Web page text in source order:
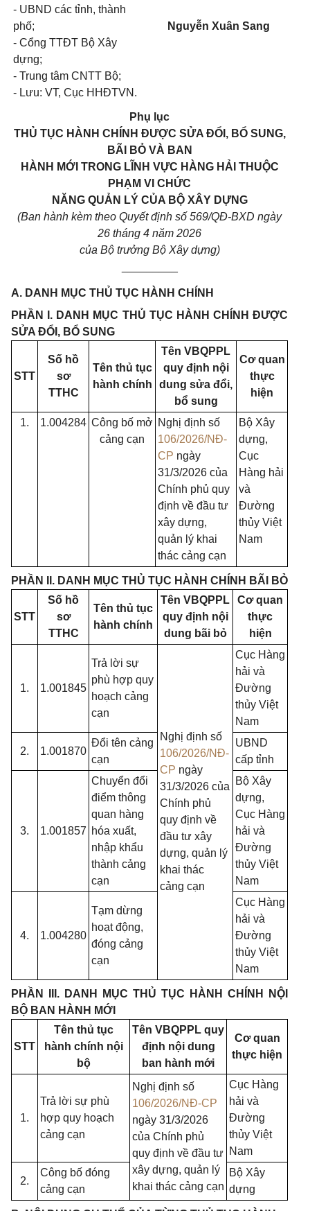
- UBND các tỉnh, thành
phố;
- Cổng TTĐT Bộ Xây
dựng;
- Trung tâm CNTT Bộ;
- Lưu: VT, Cục HHĐTVN.
Nguyễn Xuân Sang
Phụ lục
THỦ TỤC HÀNH CHÍNH ĐƯỢC SỬA ĐỔI, BỔ SUNG,
BÃI BỎ VÀ BAN
HÀNH MỚI TRONG LĨNH VỰC HÀNG HẢI THUỘC
PHẠM VI CHỨC
NĂNG QUẢN LÝ CỦA BỘ XÂY DỰNG
(Ban hành kèm theo Quyết định số 569/QĐ-BXD ngày
26 tháng 4 năm 2026
của Bộ trưởng Bộ Xây dựng)
A. DANH MỤC THỦ TỤC HÀNH CHÍNH
PHẦN I. DANH MỤC THỦ TỤC HÀNH CHÍNH ĐƯỢC
SỬA ĐỔI, BỔ SUNG
STT
Số hồ
sơ
TTHC
Tên thủ tục
hành chính
Tên VBQPPL
quy định nội
dung sửa đổi,
bổ sung
Cơ quan
thực
hiện
1. 1.004284 Công bố mở
cảng cạn
Nghị định số
106/2026/NĐ-
CP ngày
31/3/2026 của
Chính phủ quy
định về đầu tư
xây dựng,
quản lý khai
thác cảng cạn
Bộ Xây
dựng,
Cục
Hàng hải
và
Đường
thủy Việt
Nam
PHẦN II. DANH MỤC THỦ TỤC HÀNH CHÍNH BÃI BỎ
STT
Số hồ
sơ
TTHC
Tên thủ tục
hành chính
Tên VBQPPL
quy định nội
dung bãi bỏ
Cơ quan
thực
hiện
1. 1.001845
Trả lời sự
phù hợp quy
hoạch cảng
cạn
Nghị định số
106/2026/NĐ-
CP ngày
31/3/2026 của
Chính phủ
quy định về
đầu tư xây
dựng, quản lý
khai thác
cảng cạn
Cục Hàng
hải và
Đường
thủy Việt
Nam
2. 1.001870
Đổi tên cảng
cạn
UBND
cấp tỉnh
3. 1.001857
Chuyển đổi
điểm thông
quan hàng
hóa xuất,
nhập khẩu
thành cảng
cạn
Bộ Xây
dựng,
Cục Hàng
hải và
Đường
thủy Việt
Nam
4. 1.004280
Tạm dừng
hoạt động,
đóng cảng
cạn
Cục Hàng
hải và
Đường
thủy Việt
Nam
PHẦN III. DANH MỤC THỦ TỤC HÀNH CHÍNH NỘI
BỘ BAN HÀNH MỚI
STT
Tên thủ tục
hành chính nội
bộ
Tên VBQPPL quy
định nội dung
ban hành mới
Cơ quan
thực hiện
1.
Trả lời sự phù
hợp quy hoạch
cảng cạn
Nghị định số
106/2026/NĐ-CP
ngày 31/3/2026
của Chính phủ
quy định về đầu tư
xây dựng, quản lý
khai thác cảng cạn
Cục Hàng
hải và
Đường
thủy Việt
Nam
2.
Công bố đóng
cảng cạn
Bộ Xây
dựng